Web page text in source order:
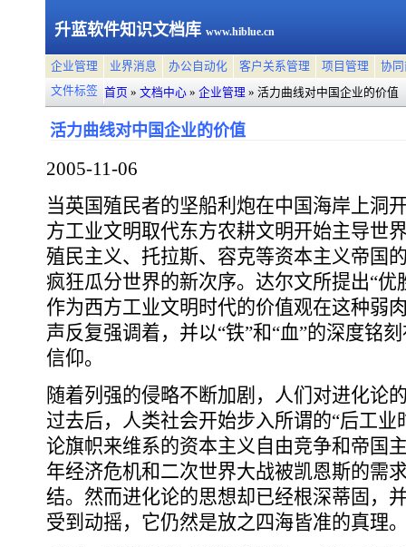
升蓝软件知识文档库 www.hiblue.cn
企业管理 业界消息 办公自动化 客户关系管理 项目管理
协
文件标签 首页 » 文档中心 » 企业管理 » 活力曲线对中国企业的价值
活力曲线对中国企业的价值
2005-11-06
当英国殖民者的坚船利炮在中国海岸上洞
方工业文明取代东方农耕文明开始主导世
殖民主义、托拉斯、容克等资本主义帝国
疯狂瓜分世界的新次序。达尔文所提出“优
作为西方工业文明时代的价值观在这种弱
声反复强调着，并以“铁”和“血”的深度铭
信仰。
随着列强的侵略不断加剧，人们对进化论
过去后，人类社会开始步入所谓的“后工
论旗帜来维系的资本主义自由竞争和帝国
年经济危机和二次世界大战被凯恩斯的需
结。然而进化论的思想却已经根深蒂固，
受到动摇，它仍然是放之四海皆准的真理